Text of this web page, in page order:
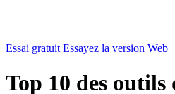
Essai gratuit Essayez la version Web
Top 10 des outils